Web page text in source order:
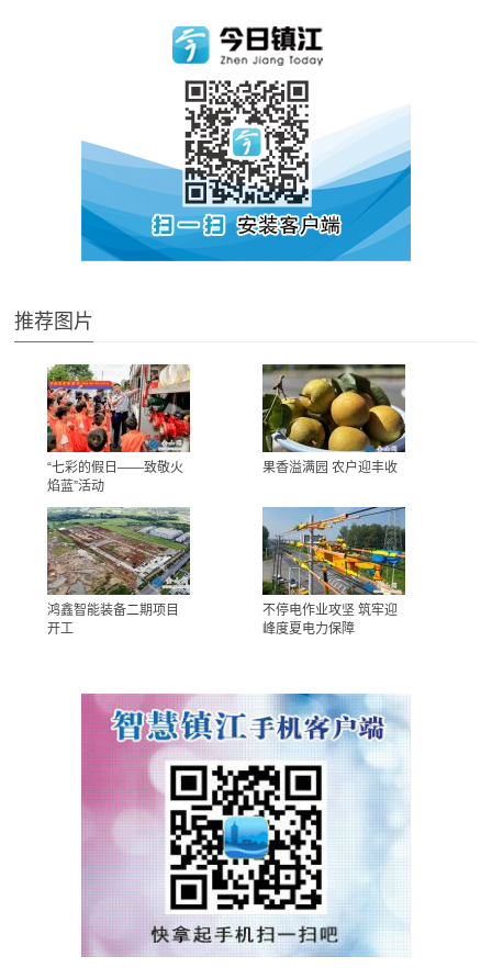
推荐图片
“七彩的假日——致敬火
焰蓝”活动
果香溢满园 农户迎丰收
鸿鑫智能装备二期项目
开工
不停电作业攻坚 筑牢迎
峰度夏电力保障